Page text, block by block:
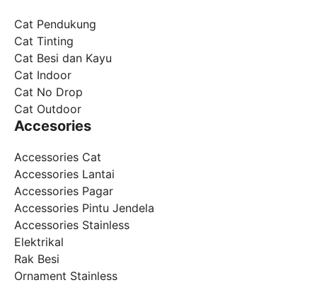
Cat Pendukung
Cat Tinting
Cat Besi dan Kayu
Cat Indoor
Cat No Drop
Cat Outdoor
Accesories
Accessories Cat
Accessories Lantai
Accessories Pagar
Accessories Pintu Jendela
Accessories Stainless
Elektrikal
Rak Besi
Ornament Stainless